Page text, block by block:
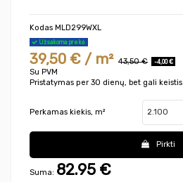
Kodas MLD299WXL
Užsakoma prekė
39,50 € / m² 43,50 € -4,00 €
Su PVM
Pristatymas per 30 dienų, bet gali keistis
Perkamas kiekis, m²
Pirkti
Suma: 82.95 €